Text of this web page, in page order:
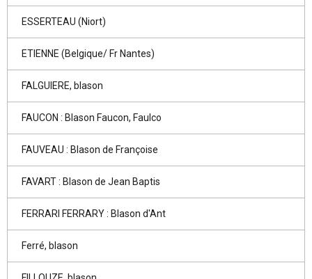
ESSERTEAU (Niort)
ETIENNE (Belgique/ Fr Nantes)
FALGUIERE, blason
FAUCON : Blason Faucon, Faulco
FAUVEAU : Blason de Françoise
FAVART : Blason de Jean Baptis
FERRARI FERRARY : Blason d'Ant
Ferré, blason